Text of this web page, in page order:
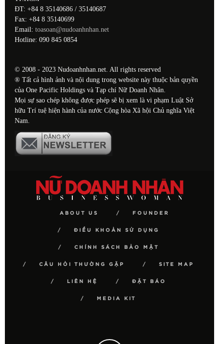
ĐT: +84 8 35140686 / 35140687
Fax: +84 8 35140699
Email: toasoan@nudoanhnhan.net
Hotline: 090 845 0854
© 2008 - 2023 Nudoanhnhan.net. All rights reserved
® Tất cả hình ảnh và nội dung trong website này thuộc bản quyền
của One Pacific Holdings và Tạp chí Nữ Doanh Nhân.
Mọi sự sao chép không được phép sẽ bị xem là vi phạm Luật Sở
hữu Trí tuệ hiện hành của nước Cộng hòa Xã hội Chủ nghĩa Việt
Nam.
ABOUT US FOUNDER
ĐIỀU KHOẢN SỬ DỤNG
CHÍNH SÁCH BẢO MẬT
CÂU HỎI THƯỜNG GẶP SITE MAP
LIÊN HỆ ĐẶT BÁO
MEDIA KIT